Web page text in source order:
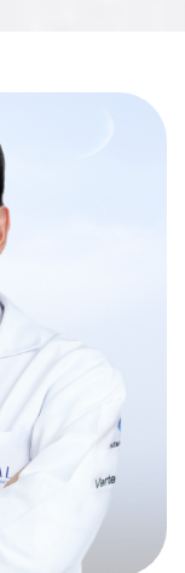
มาะกับผู้ที่มีอาการ
วจการนอนหลับ
ำนึงถึง หากคุณ
ผลลัพธ์ที่แม่นยำ
งเลือกที่ดี การ
ยให้คุณรู้สึกผ่อน
รวจที่ VitalSleep
อนหลับที่บ้านของ
ยำและใกล้เคียง
ใจอยากทราบ
การตรวจการ
ห้บริการและคำ
ารนอนหลับ คลิก